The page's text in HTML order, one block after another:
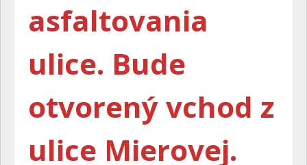
asfaltovania
ulice. Bude
otvorený vchod z
ulice Mierovej.